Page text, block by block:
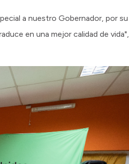
a nuestro Gobernador, por su
en una mejor calidad de vida",